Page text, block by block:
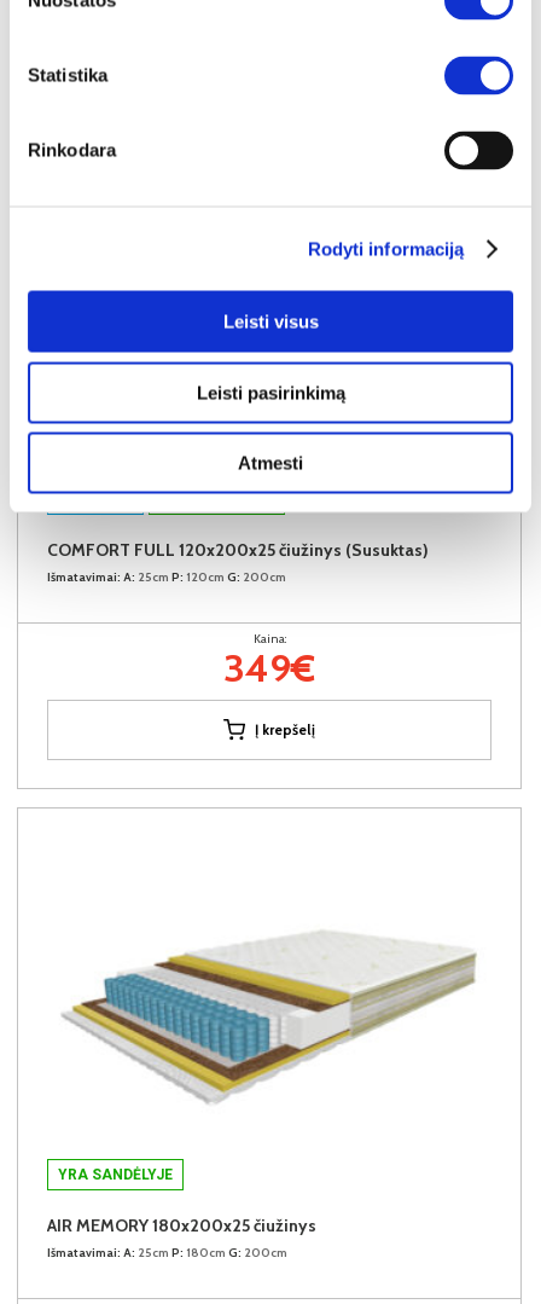
Statistika
Rinkodara
Rodyti informaciją
Leisti visus
Leisti pasirinkimą
Atmesti
NAUJIENA YRA SANDĖLYJE
COMFORT FULL 120x200x25 čiužinys (Susuktas)
Išmatavimai: A: 25cm P: 120cm G: 200cm
Kaina:
349€
Į krepšelį
YRA SANDĖLYJE
AIR MEMORY 180x200x25 čiužinys
Išmatavimai: A: 25cm P: 180cm G: 200cm